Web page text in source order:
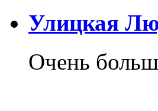
Улицкая
Очень